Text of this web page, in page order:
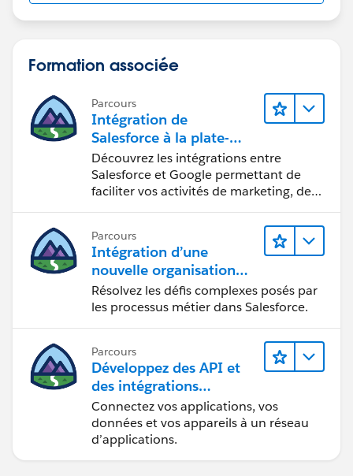
Formation associée
Parcours
Intégration de
Salesforce à la plate-
forme Google
Découvrez les intégrations entre
Salesforce et Google permettant de
faciliter vos activités de marketing, de
Parcours
Intégration d’une
nouvelle organisation
commerciale
Résolvez les défis complexes posés par
les processus métier dans Salesforce.
Parcours
Développez des API et
des intégrations
formidables avec
MuleSoft
Connectez vos applications, vos
données et vos appareils à un réseau
d’applications.